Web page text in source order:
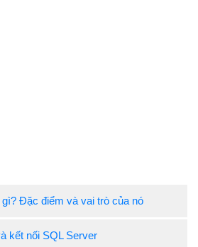
Đặc điểm và vai trò của nó
kết nối SQL Server